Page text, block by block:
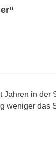
in
weniger das